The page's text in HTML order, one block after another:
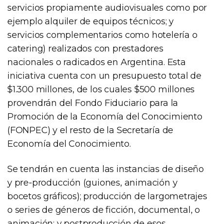
servicios propiamente audiovisuales como por
ejemplo alquiler de equipos técnicos; y
servicios complementarios como hotelería o
catering) realizados con prestadores
nacionales o radicados en Argentina. Esta
iniciativa cuenta con un presupuesto total de
$1.300 millones, de los cuales $500 millones
provendrán del Fondo Fiduciario para la
Promoción de la Economía del Conocimiento
(FONPEC) y el resto de la Secretaría de
Economía del Conocimiento.
Se tendrán en cuenta las instancias de diseño
y pre-producción (guiones, animación y
bocetos gráficos); producción de largometrajes
o series de géneros de ficción, documental, o